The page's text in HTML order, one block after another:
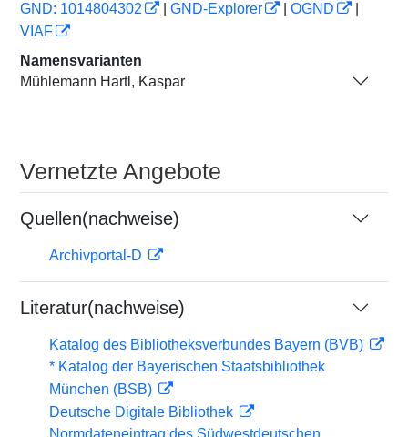
GND: 1014804302
GND-Explorer OGND
VIAF
Namensvarianten
Mühlemann Hartl, Kaspar
Vernetzte Angebote
Quellen(nachweise)
Archivportal-D
Literatur(nachweise)
Katalog des Bibliotheksverbundes Bayern (BVB)
* Katalog der Bayerischen Staatsbibliothek
München (BSB)
Deutsche Digitale Bibliothek
Normdateneintrag des Südwestdeutschen